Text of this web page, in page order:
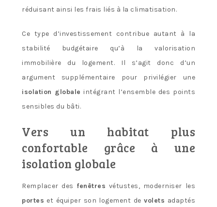
réduisant ainsi les frais liés à la climatisation.
Ce type d’investissement contribue autant à la
stabilité budgétaire qu’à la valorisation
immobilière du logement. Il s’agit donc d’un
argument supplémentaire pour privilégier une
isolation globale intégrant l’ensemble des points
sensibles du bâti.
Vers un habitat plus
confortable grâce à une
isolation globale
Remplacer des fenêtres vétustes, moderniser les
portes et équiper son logement devolets adaptés